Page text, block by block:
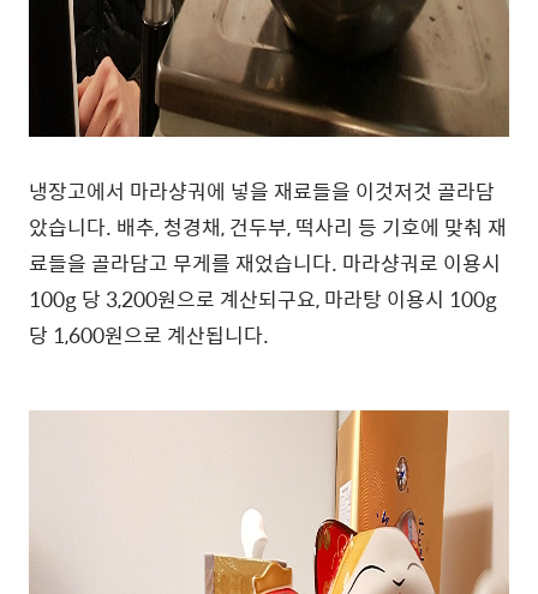
냉장고에서 마라샹궈에 넣을 재료들을 이것저것 골라담
았습니다. 배추, 청경채, 건두부, 떡사리 등 기호에 맞춰 재
료들을 골라담고 무게를 재었습니다. 마라샹궈로 이용시
100g 당 3,200원으로 계산되구요, 마라탕 이용시 100g
당 1,600원으로 계산됩니다.